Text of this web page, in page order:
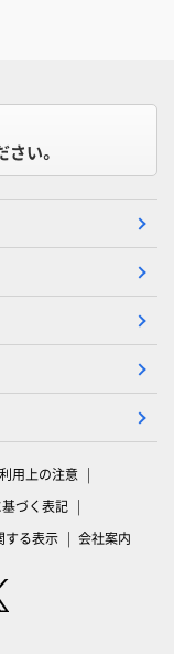
い。
用上の注意
づく表記
する表示 会社案内